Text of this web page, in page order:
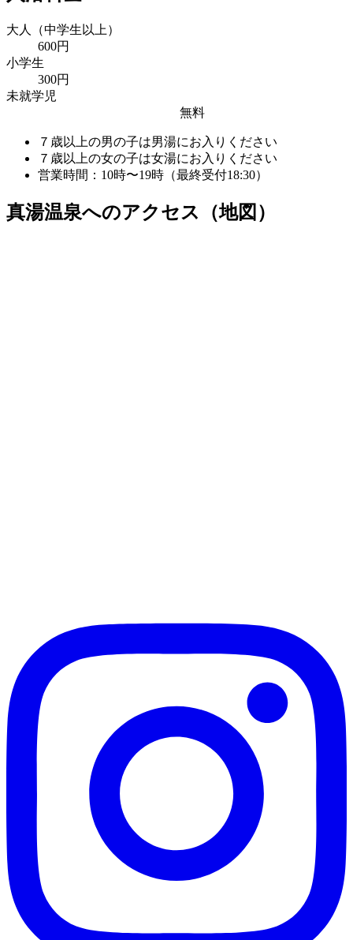
大人
（中学生以上）
600円
小学生
300円
未就学児
無料
７歳以上の男の子は男湯にお入りください
７歳以上の女の子は女湯にお入りください
営業時間：10時〜19時（最終受付18:30）
真湯温泉へのアクセス（地図）